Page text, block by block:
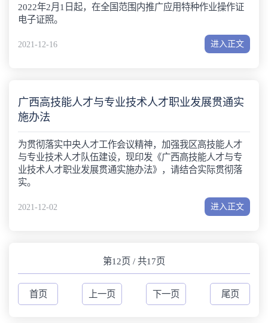
2022年2月1日起，在全国范围内推广应用特种作业操作证
电子证照。
2021-12-16 进入正文
广西高技能人才与专业技术人才职业发展贯通实
施办法
为贯彻落实中央人才工作会议精神，加强我区高技能人才
与专业技术人才队伍建设，现印发《广西高技能人才与专
业技术人才职业发展贯通实施办法》，请结合实际贯彻落
实。
2021-12-02 进入正文
第12页 / 共17页
首页 上一页 下一页 尾页